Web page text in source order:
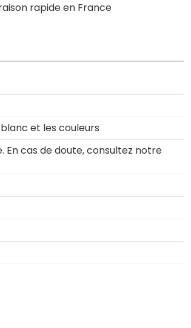
rapide en France
et les couleurs
En cas de doute, consultez notre